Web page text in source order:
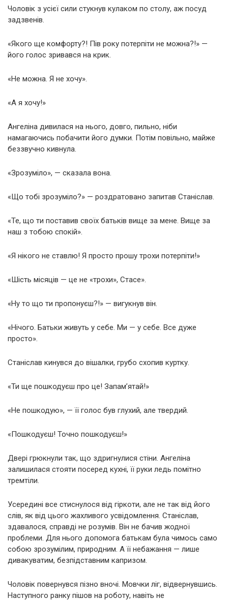
Чоловік з усієї сили стукнув кулаком по столу, аж посуд
задзвенів.
«Якого ще комфорту?! Пів року потерпіти не можна?!» —
його голос зривався на крик.
«Не можна. Я не хочу».
«А я хочу!»
Ангеліна дивилася на нього, довго, пильно, ніби
намагаючись побачити його думки. Потім повільно, майже
беззвучно кивнула.
«Зрозуміло», — сказала вона.
«Що тобі зрозуміло?» — роздратовано запитав Станіслав.
«Те, що ти поставив своїх батьків вище за мене. Вище за
наш з тобою спокій».
«Я нікого не ставлю! Я просто прошу трохи потерпіти!»
«Шість місяців — це не «трохи», Стасе».
«Ну то що ти пропонуєш?!» — вигукнув він.
«Нічого. Батьки живуть у себе. Ми — у себе. Все дуже
просто».
Станіслав кинувся до вішалки, грубо схопив куртку.
«Ти ще пошкодуєш про це! Запам’ятай!»
«Не пошкодую», — її голос був глухий, але твердий.
«Пошкодуєш! Точно пошкодуєш!»
Двері грюкнули так, що здригнулися стіни. Ангеліна
залишилася стояти посеред кухні, її руки ледь помітно
тремтіли.
Усередині все стиснулося від гіркоти, але не так від його
слів, як від цього жахливого усвідомлення. Станіслав,
здавалося, справді не розумів. Він не бачив жодної
проблеми. Для нього допомога батькам була чимось само
собою зрозумілим, природним. А її небажання — лише
дивакуватим, безпідставним капризом.
Чоловік повернувся пізно вночі. Мовчки ліг, відвернувшись.
Наступного ранку пішов на роботу, навіть не